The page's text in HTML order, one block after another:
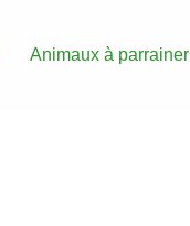
Animaux à parrainer